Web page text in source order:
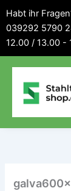
springen
Habt ihr
039292 5790
12.00 / 13.00 -